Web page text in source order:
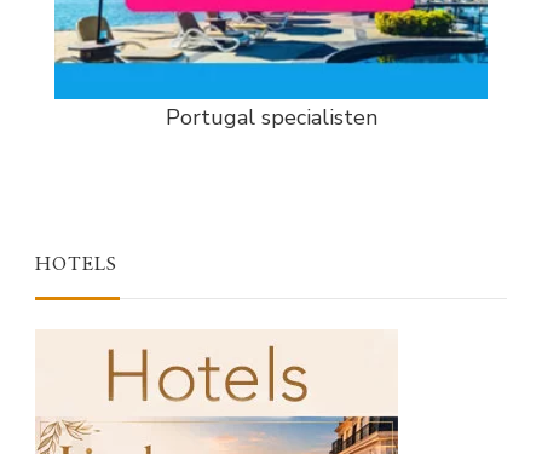
Portugal specialisten
HOTELS